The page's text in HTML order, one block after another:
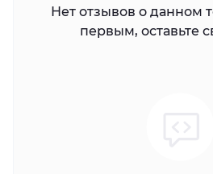
Нет отзывов о данном
первым, оставьте